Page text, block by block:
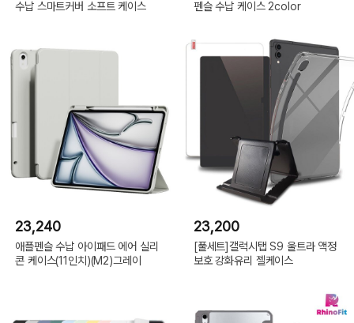
수납 스마트커버 소프트 케이스 펜슬 수납 케이스 2color
23,240
애플펜슬 수납 아이패드 에어 실리
콘 케이스(11인치)(M2)그레이
23,200
[풀세트]갤럭시탭 S9 울트라 액정
보호 강화유리 젤케이스